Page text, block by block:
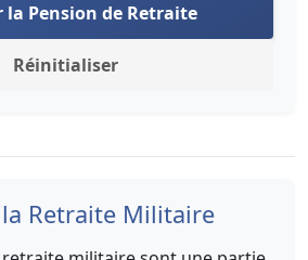
la Pension de Retraite
Réinitialiser
Retraite Militaire